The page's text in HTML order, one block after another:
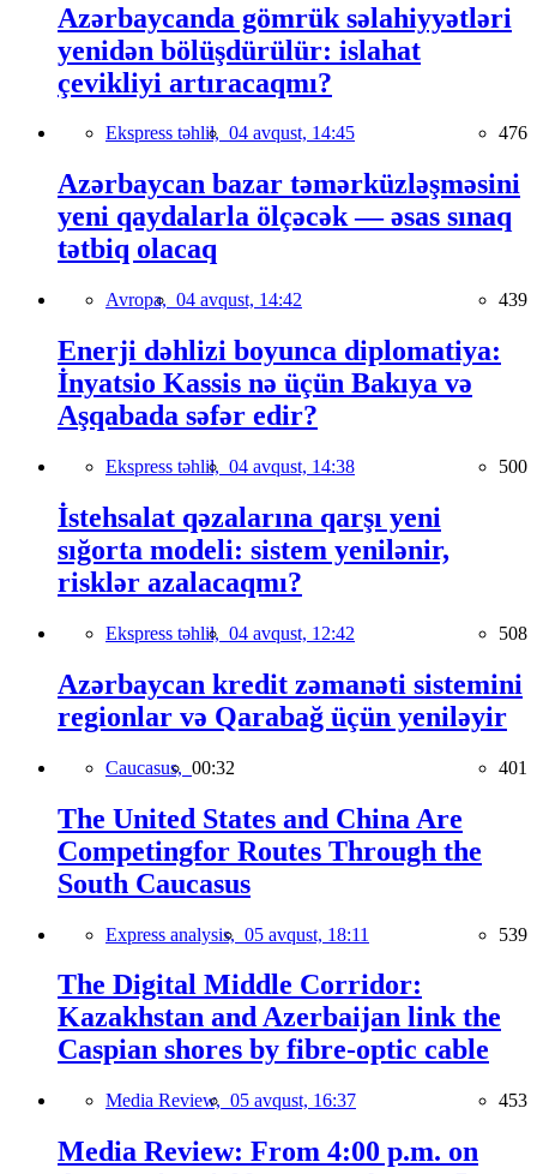
Azərbaycanda gömrük səlahiyyətləri
yenidən bölüşdürülür: islahat
çevikliyi artıracaqmı?
Ekspress təhlil, 04 avqust, 14:45 476
Azərbaycan bazar təmərküzləşməsini
yeni qaydalarla ölçəcək — əsas sınaq
tətbiq olacaq
Avropa, 04 avqust, 14:42 439
Enerji dəhlizi boyunca diplomatiya:
İnyatsio Kassis nə üçün Bakıya və
Aşqabada səfər edir?
Ekspress təhlil, 04 avqust, 14:38 500
İstehsalat qəzalarına qarşı yeni
sığorta modeli: sistem yenilənir,
risklər azalacaqmı?
Ekspress təhlil, 04 avqust, 12:42 508
Azərbaycan kredit zəmanəti sistemini
regionlar və Qarabağ üçün yeniləyir
Caucasus, 00:32 401
The United States and China Are
Competingfor Routes Through the
South Caucasus
Express analysis, 05 avqust, 18:11 539
The Digital Middle Corridor:
Kazakhstan and Azerbaijan link the
Caspian shores by fibre-optic cable
Media Review, 05 avqust, 16:37 453
Media Review: From 4:00 p.m. on